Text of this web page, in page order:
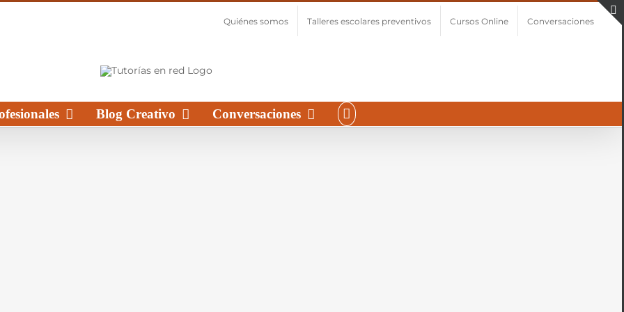
Quiénes somos Talleres escolares preventivos Cursos Online Conversaciones
Blog Creativo Conversaciones